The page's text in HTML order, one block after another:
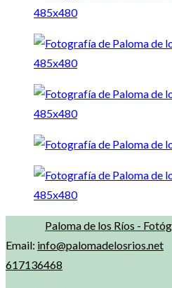
Email: info@palomadelosrios.net
617136468